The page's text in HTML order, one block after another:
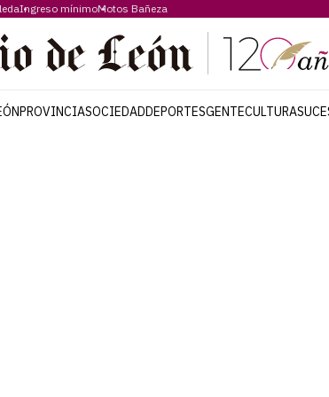
Ingreso mínimoMotos Bañeza
PROVINCIASOCIEDADDEPORTESGENTECULTURA